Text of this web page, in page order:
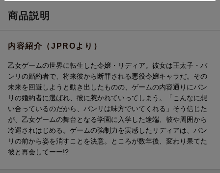
商品説明
内容紹介（JPROより）
乙女ゲームの世界に転生した令嬢・リディア。彼女は王太子・バ
ンリの婚約者で、将来彼から断罪される悪役令嬢キャラだ。その
未来を回避しようと動き出したものの、ゲームの内容通りにバン
リの婚約者に選ばれ、彼に惹かれていってしまう。「こんなに想
い合っているのだから、バンリは味方でいてくれる」そう信じた
が、乙女ゲームの舞台となる学園に入学した途端、彼や周囲から
冷遇されはじめる。ゲームの強制力を実感したリディアは、バン
リの前から姿を消すことを決意。ところが数年後、変わり果てた
彼と再会してーー!?